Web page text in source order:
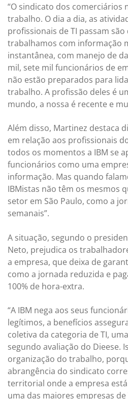
“O sindicato dos comerciários
trabalho. O dia a dia, as
profissionais de TI passam
trabalhamos com informação
instantânea, com manejo de
mil, sete mil funcionários de
não estão preparados para
trabalho. A profissão deles é
mundo, a nossa é recente e
Além disso, Martinez destaca
em relação aos profissionais
todos os momentos a IBM se
funcionários como uma
informação. Mas quando
IBMistas não têm os mesmos
setor em São Paulo, como a
semanais”.
A situação, segundo o
Neto, prejudica os
a empresa, que deixa de
como a jornada reduzida e
100% de hora-extra.
“A IBM nega aos seus
legítimos, a benefícios
coletiva da categoria de TI,
segundo avaliação do Dieese.
organização do trabalho,
abrangência do sindicato
territorial onde a empresa
uma das maiores empresas